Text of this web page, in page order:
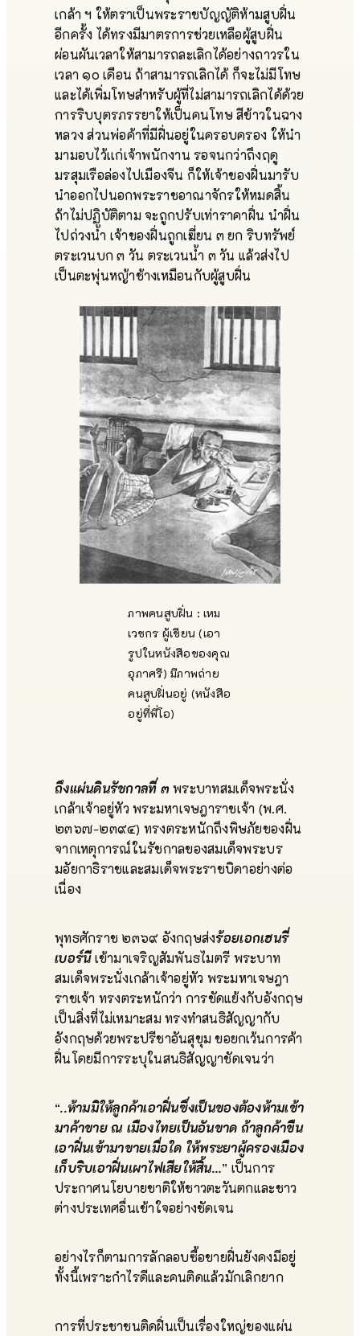
เกล้า ฯ ให้ตราเป็นพระราชบัญญัติห้ามสูบฝิ่น
อีกครั้ง ได้ทรงมีมาตรการช่วยเหลือผู้สูบฝิ่น
ผ่อนผันเวลาให้สามารถละเลิกได้อย่างถาวรใน
เวลา ๑๐ เดือน ถ้าสามารถเลิกได้ ก็จะไม่มีโทษ
และได้เพิ่มโทษสำหรับผู้ที่ไม่สามารถเลิกได้ด้วย
การริบบุตรภรรยาให้เป็นคนโทษ สีข้าวในฉาง
หลวง ส่วนพ่อค้าที่มีฝิ่นอยู่ในครอบครอง ให้นำ
มามอบไว้เเก่เจ้าพนักงาน รอจนกว่าถึงฤดู
มรสุมเรือล่องไปเมืองจีน ก็ให้เจ้าของฝิ่นมารับ
นำออกไปนอกพระราชอาณาจักรให้หมดสิ้น
ถ้าไม่ปฏิบัติตาม จะถูกปรับเท่าราคาฝิ่น นำฝิ่น
ไปถ่วงน้ำ เจ้าของฝิ่นถูกเฆี่ยน ๓ ยก ริบทรัพย์
ตระเวนบก ๓ วัน ตระเวนน้ำ ๓ วัน แล้วส่งไป
เป็นตะพุ่นหญ้าช้างเหมือนกับผู้สูบฝิ่น
ภาพคนสูบฝิ่น : เหม
เวชกร ผู้เขียน (เอา
รูปในหนังสือของคุณ
อุภาศรี) มีภาพถ่าย
คนสูบฝิ่นอยู่ (หนังสือ
อยู่ที่พี่โอ)
ถึงแผ่นดินรัชกาลที่ ๓พระบาทสมเด็จพระนั่ง
เกล้าเจ้าอยู่หัว พระมหาเจษฎาราชเจ้า (พ.ศ.
๒๓๖๗-๒๓๙๔) ทรงตระหนักถึงพิษภัยของฝิ่น
จากเหตุการณ์ในรัชกาลของสมเด็จพระบร
มอัยกาธิราชและสมเด็จพระราชบิดาอย่างต่อ
เนื่อง
พุทธศักราช ๒๓๖๙ อังกฤษส่งร้อยเอกเฮนรี่
เบอร์นีเข้ามาเจริญสัมพันธไมตรี พระบาท
สมเด็จพระนั่งเกล้าเจ้าอยู่หัว พระมหาเจษฎา
ราชเจ้า ทรงตระหนักว่า การขัดแย้งกับอังกฤษ
เป็นสิ่งที่ไม่เหมาะสม ทรงทำสนธิสัญญากับ
อังกฤษด้วยพระปรีชาอันสุขุม ขอยกเว้นการค้า
ฝิ่นโดยมีการระบุในสนธิสัญญาชัดเจนว่า
“..ห้ามมิให้ลูกค้าเอาฝิ่นซึ่งเป็นของต้องห้ามเข้า
มาค้าขาย ณ เมืองไทยเป็นอันขาด ถ้าลูกค้าขืน
เอาฝิ่นเข้ามาขายเมื่อใด ให้พระยาผู้ครองเมือง
เก็บริบเอาฝิ่นเผาไฟเสียให้สิ้น…” เป็นการ
ประกาศนโยบายชาติให้ชาวตะวันตกและชาว
ต่างประเทศอื่นเข้าใจอย่างชัดเจน
อย่างไรก็ตามการลักลอบซื้อขายฝิ่นยังคงมีอยู่
ทั้งนี้เพราะกำไรดีและคนติดแล้วมักเลิกยาก
การที่ประชาชนติดฝิ่นเป็นเรื่องใหญ่ของแผ่น